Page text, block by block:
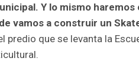
Y lo mismo
vamos a construir un
predio que se levanta la